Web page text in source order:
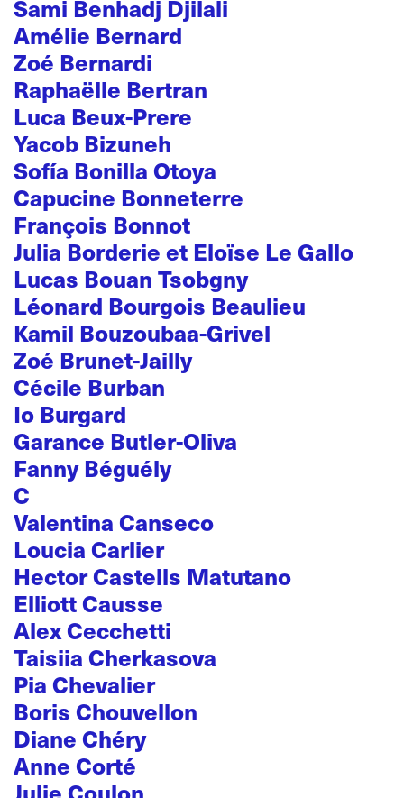
Sami Benhadj Djilali
Amélie Bernard
Zoé Bernardi
Raphaëlle Bertran
Luca Beux-Prere
Yacob Bizuneh
Sofía Bonilla Otoya
Capucine Bonneterre
François Bonnot
Julia Borderie et Eloïse Le Gallo
Lucas Bouan Tsobgny
Léonard Bourgois Beaulieu
Kamil Bouzoubaa-Grivel
Zoé Brunet-Jailly
Cécile Burban
Io Burgard
Garance Butler-Oliva
Fanny Béguély
C
Valentina Canseco
Loucia Carlier
Hector Castells Matutano
Elliott Causse
Alex Cecchetti
Taisiia Cherkasova
Pia Chevalier
Boris Chouvellon
Diane Chéry
Anne Corté